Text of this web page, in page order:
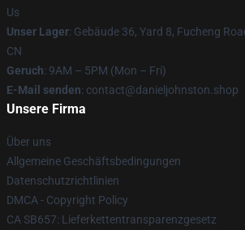
Us
Unser Lager: Gebäude 36, Yard 8, Fucheng
CN
Geruch: 9AM – 5PM (Mon – Fri)
E-Mail senden: contact@danieljohnston.shop
Unsere Firma
Über uns
Allgemeine Geschäftsbedingungen
Datenschutzrichtlinien
DMCA - Copyright Policy
CA SB657: Lieferkettentransparenzgesetz